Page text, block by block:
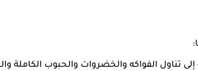
تناول الفواكه والخضروات والحبوب الكاملة